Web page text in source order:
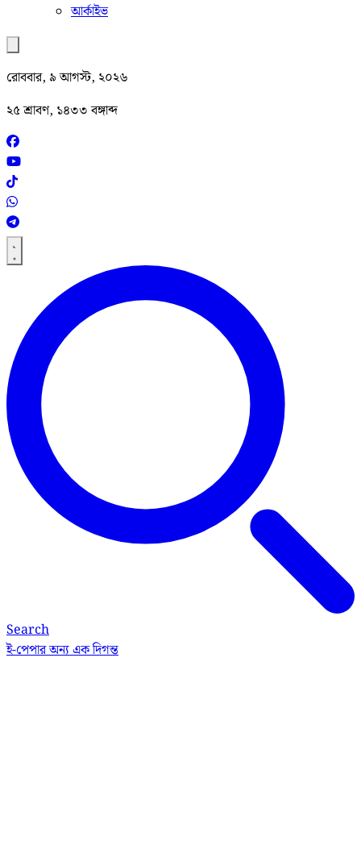
আর্কাইভ
রোববার, ৯ আগস্ট, ২০২৬
২৫ শ্রাবণ, ১৪৩৩ বঙ্গাব্দ
Search
ই-পেপারঅন্য এক দিগন্ত